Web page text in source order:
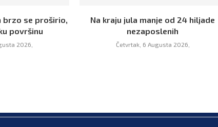
brzo se proširio,
površinu
2026,
Na kraju jula manje od 24 hiljade
nezaposlenih
Četvrtak, 6 Augusta 2026,